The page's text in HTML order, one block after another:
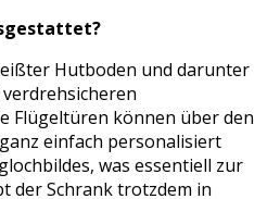
Hutboden und darunter
Flügeltüren können über den
einfach personalisiert
was essentiell zur
der Schrank trotzdem in